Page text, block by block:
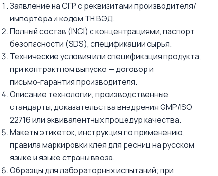
Заявление на СГР с реквизитами производителя/
импортёра и кодом ТН ВЭД.
Полный состав (INCI) с концентрациями, паспорт
безопасности (SDS), спецификации сырья.
Технические условия или спецификация продукта;
при контрактном выпуске — договор и
письмо‑гарантия производителя.
Описание технологии, производственные
стандарты, доказательства внедрения GMP/ISO
22716 или эквивалентных процедур качества.
Макеты этикеток, инструкция по применению,
правила маркировки клея для ресниц на русском
языке и языке страны ввоза.
Образцы для лабораторных испытаний; при